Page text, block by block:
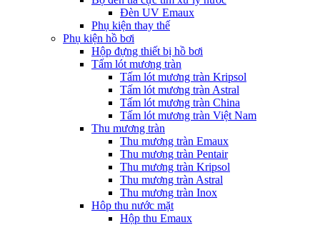
Đèn UV Emaux
Phụ kiện thay thế
Phụ kiện hồ bơi
Hộp đựng thiết bị hồ bơi
Tấm lót mương tràn
Tấm lót mương tràn Kripsol
Tấm lót mương tràn Astral
Tấm lót mương tràn China
Tấm lót mương tràn Việt Nam
Thu mương tràn
Thu mương tràn Emaux
Thu mương tràn Pentair
Thu mương tràn Kripsol
Thu mương tràn Astral
Thu mương tràn Inox
Hôp thu nước mặt
Hộp thu Emaux